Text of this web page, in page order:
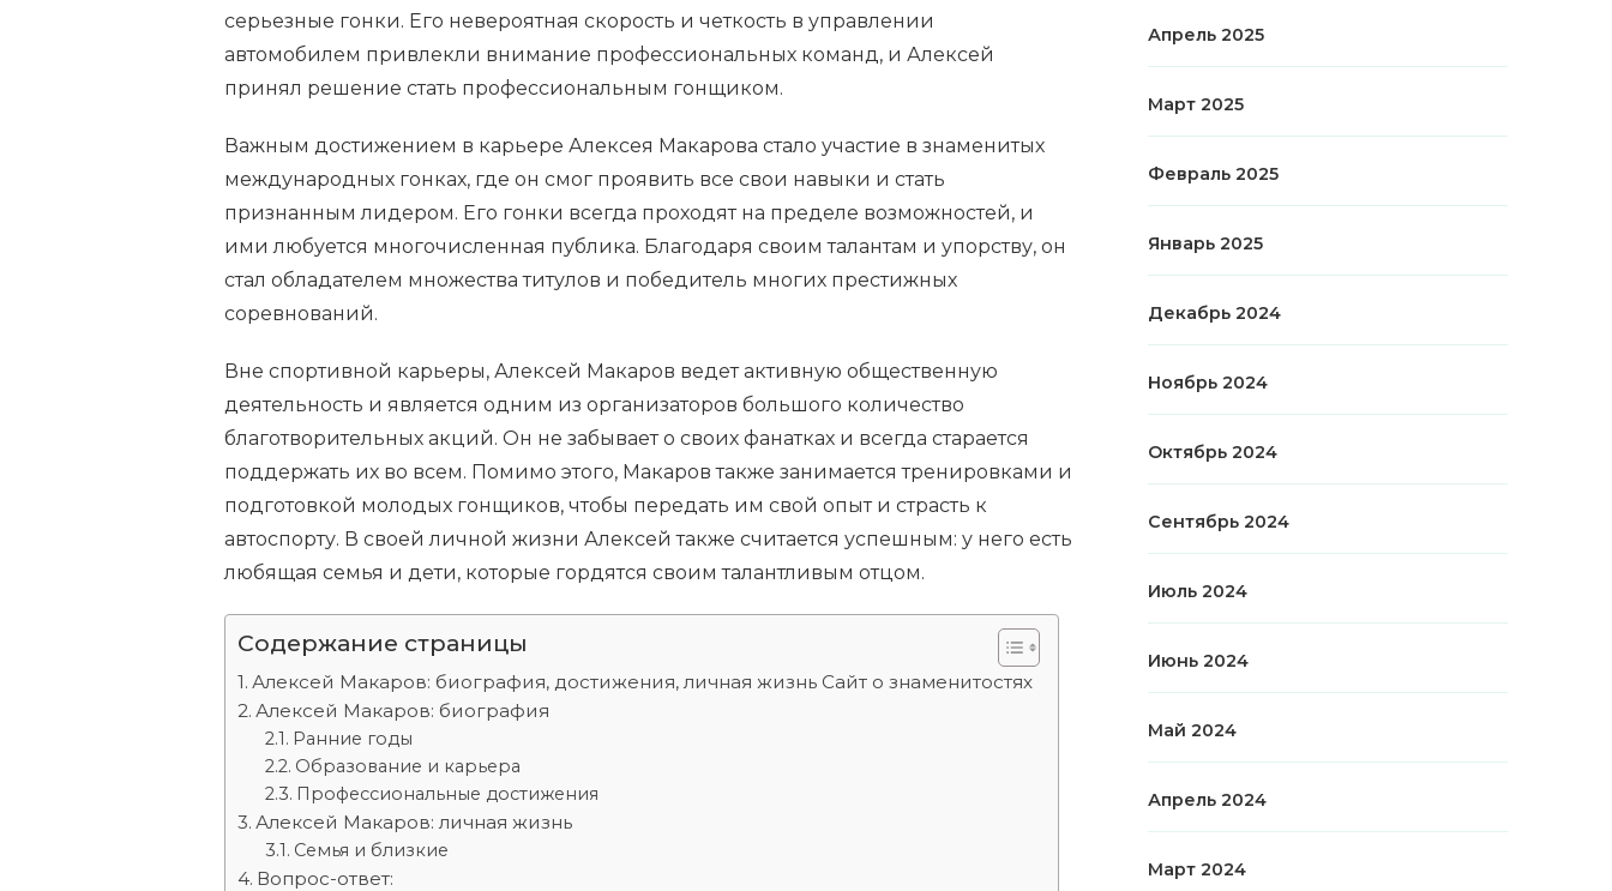
серьезные гонки. Его невероятная скорость и четкость в управлении
автомобилем привлекли внимание профессиональных команд, и Алексей
принял решение стать профессиональным гонщиком.
Важным достижением в карьере Алексея Макарова стало участие в знаменитых
международных гонках, где он смог проявить все свои навыки и стать
признанным лидером. Его гонки всегда проходят на пределе возможностей, и
ими любуется многочисленная публика. Благодаря своим талантам и упорству, он
стал обладателем множества титулов и победитель многих престижных
соревнований.
Вне спортивной карьеры, Алексей Макаров ведет активную общественную
деятельность и является одним из организаторов большого количество
благотворительных акций. Он не забывает о своих фанатках и всегда старается
поддержать их во всем. Помимо этого, Макаров также занимается тренировками и
подготовкой молодых гонщиков, чтобы передать им свой опыт и страсть к
автоспорту. В своей личной жизни Алексей также считается успешным: у него есть
любящая семья и дети, которые гордятся своим талантливым отцом.
Содержание страницы
Алексей Макаров: биография, достижения, личная жизнь Сайт о знаменитостях
Алексей Макаров: биография
Ранние годы
Образование и карьера
Профессиональные достижения
Алексей Макаров: личная жизнь
Семья и близкие
Вопрос-ответ:
Апрель 2025
Март 2025
Февраль 2025
Январь 2025
Декабрь 2024
Ноябрь 2024
Октябрь 2024
Сентябрь 2024
Июль 2024
Июнь 2024
Май 2024
Апрель 2024
Март 2024